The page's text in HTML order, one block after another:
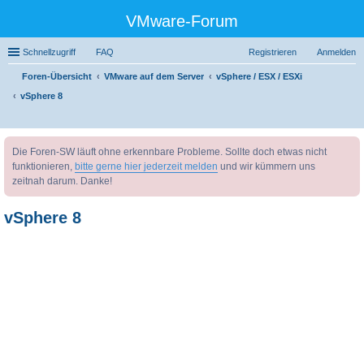
VMware-Forum
Schnellzugriff FAQ Anmelden
Registrieren
Foren-Übersicht VMware auf dem Server
vSphere / ESX / ESXi
vSphere 8
uc
Die Foren-SW läuft ohne erkennbare Probleme. Sollte doch etwas nicht
funktionieren, bitte gerne hier jederzeit melden und wir kümmern uns
zeitnah darum. Danke!
vSphere 8